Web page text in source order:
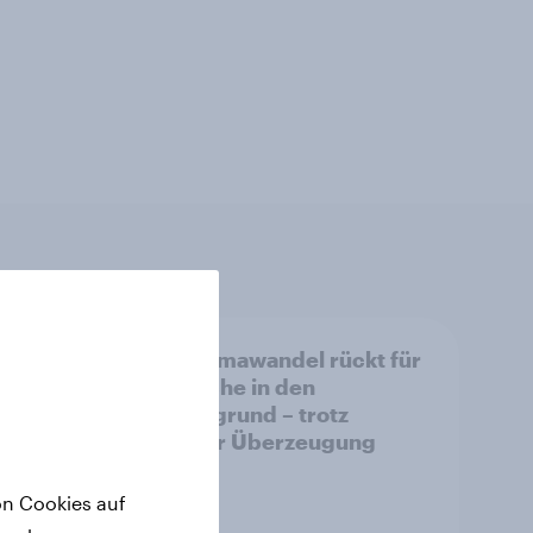
Der Klimawandel rückt für
Deutsche in den
Hintergrund – trotz
stabiler Überzeugung
Cookies auf